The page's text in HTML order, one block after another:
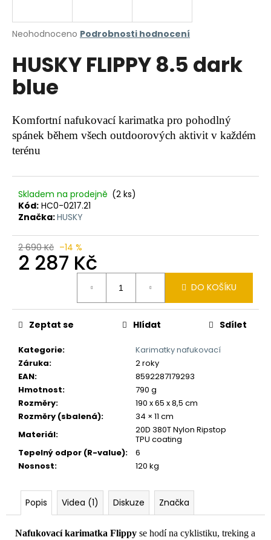
Průměrné
produktu
je
0,0
hvězdiček.
Neohodnoceno Podrobnosti hodnocení
HUSKY FLIPPY 8.5 dark
blue
Komfortní nafukovací karimatka pro pohodlný
spánek během všech outdoorových aktivit v každém
terénu
Skladem na prodejně (2 ks)
Kód: HC0-0217.21
Značka:HUSKY
2 690 Kč –14 %
2 287 Kč
DO KOŠÍKU
Kategorie:
Karimatky nafukovací
Záruka:
2 roky
EAN:
8592287179293
Hmotnost:
790 g
Rozměry:
190 x 65 x 8,5 cm
Rozměry (sbalená):
34 × 11 cm
Materiál:
20D 380T Nylon Ripstop
TPU coating
Tepelný odpor (R-value):
6
Nosnost: 120 kg
Zeptat se Hlídat Sdílet
Popis Videa (1) Diskuze Značka
Nafukovací karimatka Flippy se hodí na cyklistiku, treking a
j
t
?
HLEDAT
D
o
p
o
u
e
m